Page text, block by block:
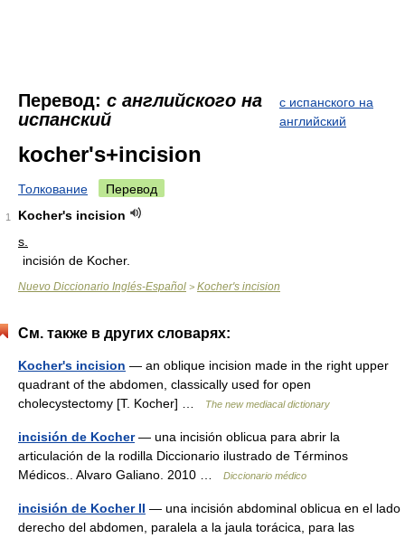
Перевод: с английского на
испанский
с испанского на
английский
kocher's+incision
Толкование Перевод
1
Kocher's incision
s.
incisión de Kocher.
Nuevo Diccionario Inglés-Español > Kocher's incision
См. также в других словарях:
Kocher's incision — an oblique incision made in the right upper
quadrant of the abdomen, classically used for open
cholecystectomy [T. Kocher] …
The new mediacal dictionary
incisión de Kocher— una incisión oblicua para abrir la
articulación de la rodilla Diccionario ilustrado de Términos
Médicos.. Alvaro Galiano. 2010 …
Diccionario médico
incisión de Kocher II — una incisión abdominal oblicua en el lado
derecho del abdomen, paralela a la jaula torácica, para las